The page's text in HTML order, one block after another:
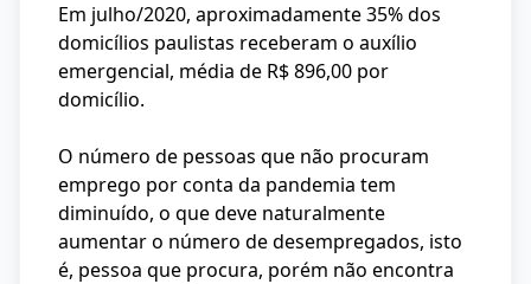
Em julho/2020, aproximadamente 35% dos
domicílios paulistas receberam o auxílio
emergencial, média de R$ 896,00 por
domicílio.
O número de pessoas que não procuram
emprego por conta da pandemia tem
diminuído, o que deve naturalmente
aumentar o número de desempregados, isto
é, pessoa que procura, porém não encontra